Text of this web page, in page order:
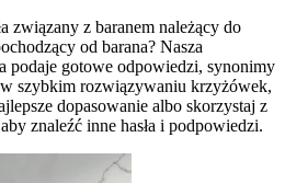
związany z baranem należący do
od barana? Nasza
gotowe odpowiedzi, synonimy
szybkim rozwiązywaniu krzyżówek,
dopasowanie albo skorzystaj z
znaleźć inne hasła i podpowiedzi.